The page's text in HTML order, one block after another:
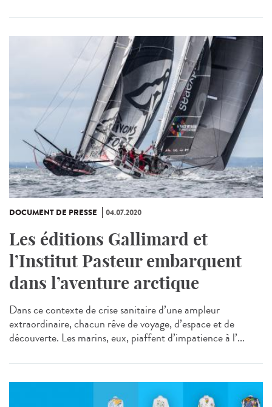
DOCUMENT DE PRESSE 04.07.2020
Les éditions Gallimard et
l’Institut Pasteur embarquent
dans l’aventure arctique
Dans ce contexte de crise sanitaire d’une ampleur
extraordinaire, chacun rêve de voyage, d’espace et de
découverte. Les marins, eux, piaffent d’impatience à l’...